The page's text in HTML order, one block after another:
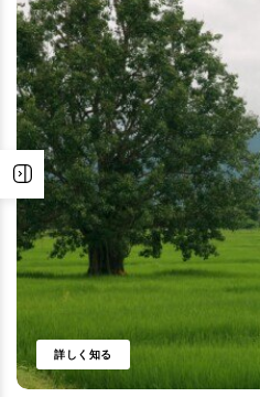
詳しく知る